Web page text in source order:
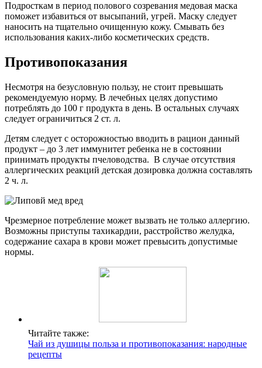
Подросткам в период полового созревания медовая маска
поможет избавиться от высыпаний, угрей. Маску следует
наносить на тщательно очищенную кожу. Смывать без
использования каких-либо косметических средств.
Противопоказания
Несмотря на безусловную пользу, не стоит превышать
рекомендуемую норму. В лечебных целях допустимо
потреблять до 100 г продукта в день. В остальных случаях
следует ограничиться 2 ст. л.
Детям следует с осторожностью вводить в рацион данный
продукт – до 3 лет иммунитет ребенка не в состоянии
принимать продукты пчеловодства. В случае отсутствия
аллергических реакций детская дозировка должна составлять
2 ч. л.
Чрезмерное потребление может вызвать не только аллергию.
Возможны приступы тахикардии, расстройство желудка,
содержание сахара в крови может превысить допустимые
нормы.
Читайте также:
Чай из душицы польза и противопоказания: народные
рецепты